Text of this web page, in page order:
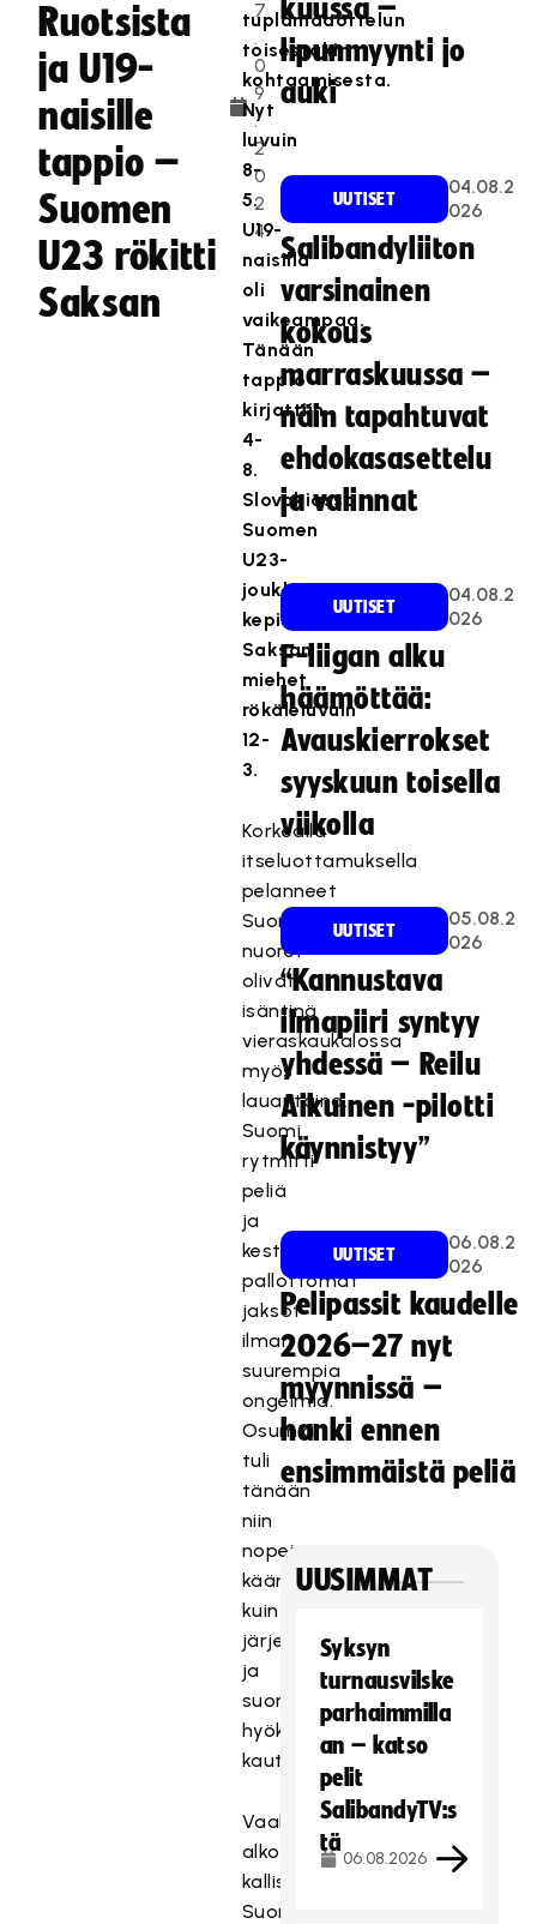
Ruotsista
ja U19-
naisille
tappio –
Suomen
U23 rökitti
Saksan
7
.
0
9
.
2
0
2
4
tuplamaaottelun
toisestakin
kohtaamisesta.
Nyt
luvuin
8-
5.
U19-
naisilla
oli
vaikeampaa.
Tänään
tappio
kirjattiin
4-
8.
Slovakiassa
Suomen
U23-
joukkue
kepitti
Saksan
miehet
rökäleluvuin
12-
3.
Korkealla
itseluottamuksella
pelanneet
Suomen
nuoret
olivat
isäntinä
vieraskaukalossa
myös
lauantaina.
Suomi
rytmitti
peliä
ja
kesti
pallottomat
jaksot
ilman
suurempia
ongelmia.
Osumia
tuli
tänään
niin
nopeista
käännöistä
kuin
järjestäytyneen
ja
suoran
hyökkäyksen
kautta.
Vaaka
alkoi
kallistua
Suomelle
kuussa –
lipunmyynti jo
auki
UUTISET
04.08.2
026
Salibandyliiton
varsinainen
kokous
marraskuussa –
näin tapahtuvat
ehdokasasettelu
ja valinnat
UUTISET
04.08.2
026
F-liigan alku
häämöttää:
Avauskierrokset
syyskuun toisella
viikolla
UUTISET
05.08.2
026
“Kannustava
ilmapiiri syntyy
yhdessä – Reilu
Aikuinen -pilotti
käynnistyy”
UUTISET
06.08.2
026
Pelipassit kaudelle
2026–27 nyt
myynnissä –
hanki ennen
ensimmäistä peliä
UUSIMMAT
Syksyn
turnausvilske
parhaimmilla
an – katso
pelit
SalibandyTV:s
tä
06.08.2026